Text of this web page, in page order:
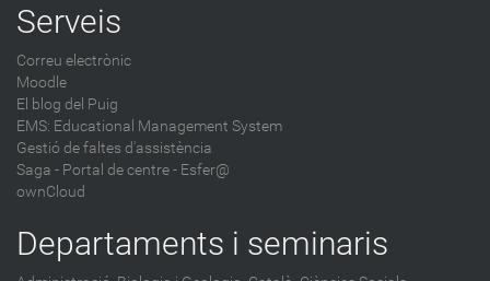
Serveis
Correu electrònic
Moodle
El blog del Puig
EMS: Educational Management System
Gestió de faltes d'assistència
Saga - Portal de centre - Esfer@
ownCloud
Departaments i seminaris